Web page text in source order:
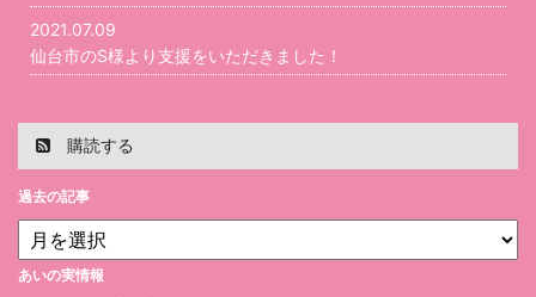
2021.07.09
仙台市のS様より支援をいただきました！
購読する
過去の記事
あいの実情報